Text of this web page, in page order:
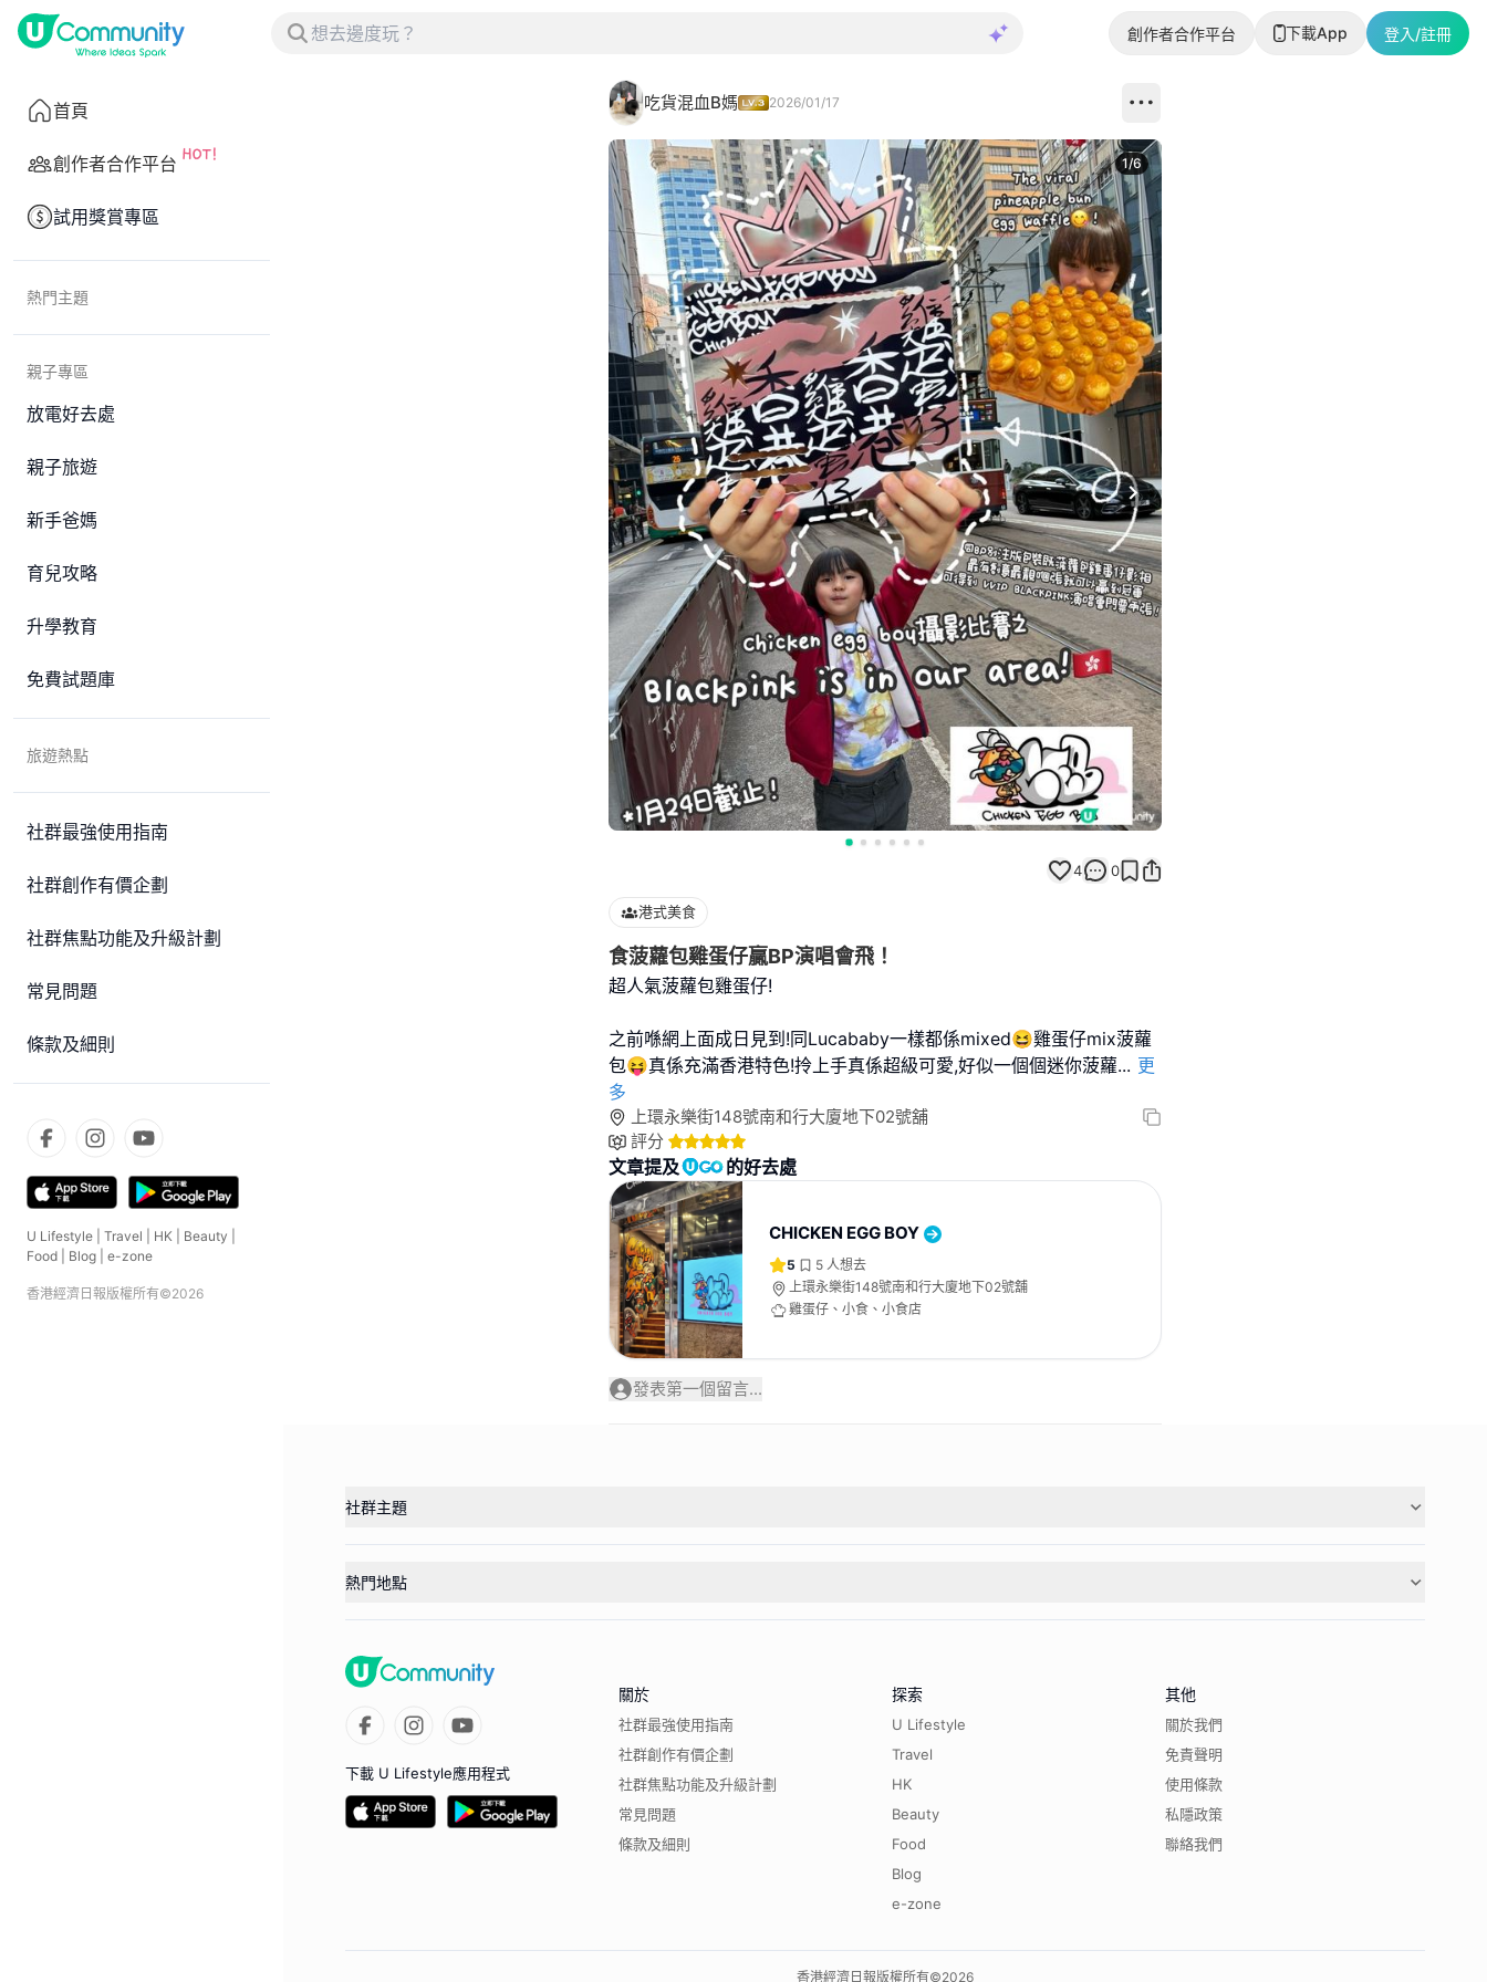
創作者合作平台 下載App 登入/註冊
首頁
創作者合作平台
試用獎賞專區
熱門主題
親子專區
放電好去處
親子旅遊
新手爸媽
育兒攻略
升學教育
免費試題庫
旅遊熱點
社群最強使用指南
社群創作有價企劃
社群焦點功能及升級計劃
常見問題
條款及細則
U Lifestyle Travel HK Beauty
Food
Blog e-zone
香港經濟日報版權所有©2026
吃貨混血B媽 2026/01/17
Next slide
1/6
4 0
港式美食
食菠蘿包雞蛋仔贏BP演唱會飛！
超人氣菠蘿包雞蛋仔!
之前喺網上面成日見到!同Lucababy一樣都係mixed😆雞蛋仔mix菠蘿
包😝真係充滿香港特色!拎上手真係超級可愛,好似一個個迷你菠蘿... 更
多
上環永樂街148號南和行大廈地下02號舖
評分
文章提及 的好去處
CHICKEN EGG BOY
5 5 人想去
上環永樂街148號南和行大廈地下02號舖
雞蛋仔、小食、小食店
發表第一個留言...
社群主題
熱門地點
下載 U Lifestyle應用程式
關於
社群最強使用指南
社群創作有價企劃
社群焦點功能及升級計劃
常見問題
條款及細則
探索
U Lifestyle
Travel
HK
Beauty
Food
Blog
e-zone
其他
關於我們
免責聲明
使用條款
私隱政策
聯絡我們
香港經濟日報版權所有©2026